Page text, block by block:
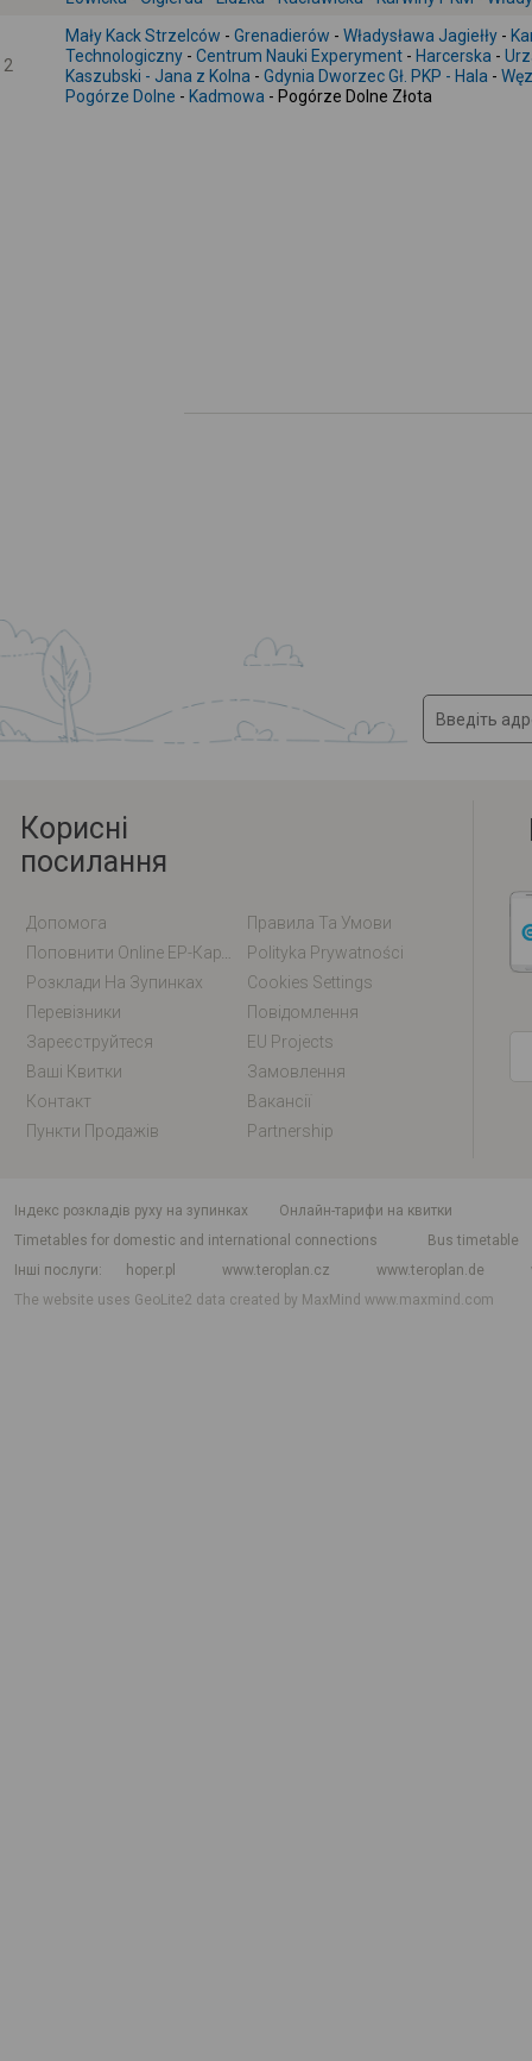
2
Mały Kack Strzelców - Grenadierów - Władysława Jagiełły -
Technologiczny - Centrum Nauki Experyment - Harcerska -
Kaszubski - Jana z Kolna - Gdynia Dworzec Gł. PKP - Hala -
Pogórze Dolne - Kadmowa - Pogórze Dolne Złota
Корисні
посилання
Допомога
Правила Та Умови
Polityka Prywatności
Розклади На Зупинках
Cookies Settings
Перевізники
Повідомлення
Зареєструйтеся
EU Projects
Ваші Квитки
Замовлення
Контакт
Вакансії
Пункти Продажів
Partnership
індекс розкладів руху на зупинках
Онлайн-тарифи на квитки
Timetables for domestic and international connections
Bus timetable
Інші послуги
hoper.pl www.teroplan.cz www.teroplan.de
The website uses GeoLite2 data created by MaxMindwww.maxmind.com